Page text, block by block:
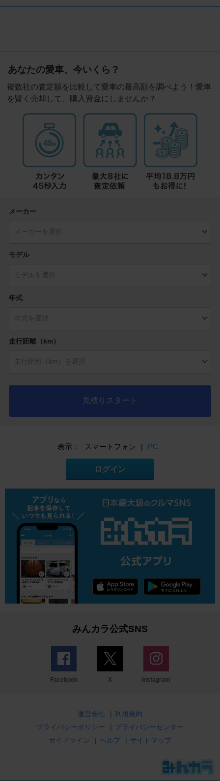
あなたの愛車、今いくら？
複数社の査定額を比較して愛車の最高額を調べよう！愛車
を賢く売却して、購入資金にしませんか？
メーカー
モデル
年式
走行距離（km）
見積りスタート
表示： スマートフォン | PC
ログイン
みんカラ公式SNS
Facebook X Instagram
運営会社 | 利用規約
プライバシーポリシー
| プライバシーセンター
ガイドライン
| ヘルプ | サイトマップ